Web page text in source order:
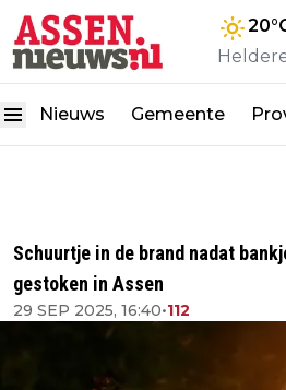
20
Nieuws Gemeente
Schuurtje in de brand nadat
gestoken in Assen
29 SEP 2025, 16:40•112